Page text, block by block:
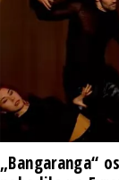
„Bangaranga“